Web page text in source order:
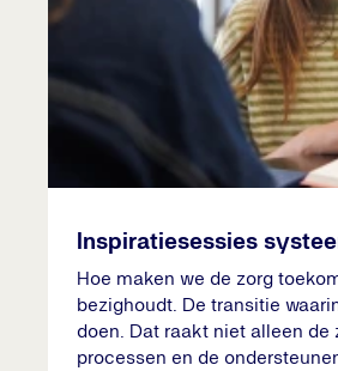
Inspiratiesessies
Hoe maken we de zorg
bezighoudt. De transitie
doen. Dat raakt niet alleen de
processen en de